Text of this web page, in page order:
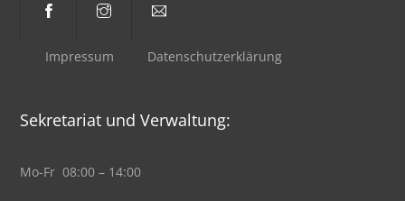
Impressum Datenschutzerklärung
Sekretariat und Verwaltung:
Mo-Fr 08:00 – 14:00